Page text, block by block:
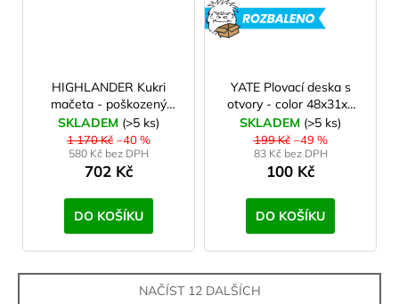
HIGHLANDER Kukri
mačeta - poškozený
obal (blistr)
SKLADEM (>5 ks)
1 170 Kč –40 %
580 Kč bez DPH
702 Kč
DO KOŠÍKU
YATE Plovací deska s
otvory - color 48x31x4
cm, II. jakost
SKLADEM (>5 ks)
199 Kč –49 %
83 Kč bez DPH
100 Kč
DO KOŠÍKU
NAČÍST 12 DALŠÍCH